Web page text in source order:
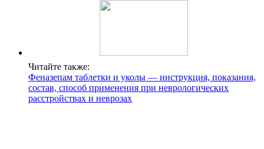
Читайте также:
Феназепам таблетки и уколы — инструкция, показания,
состав, способ применения при неврологических
расстройствах и неврозах